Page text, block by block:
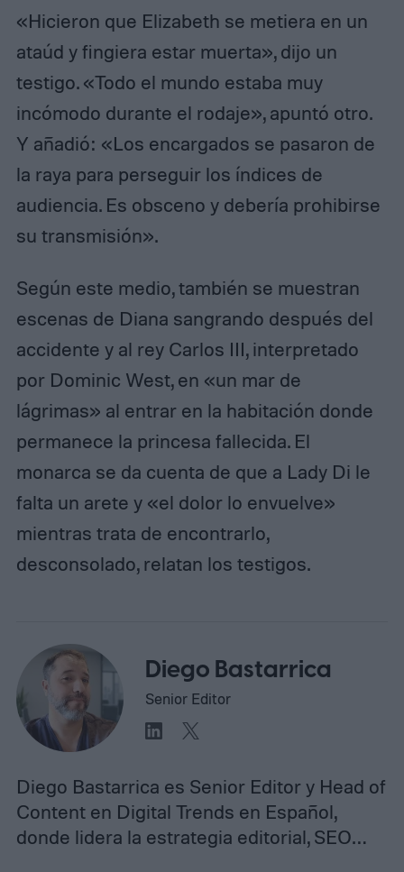
«Hicieron que Elizabeth se metiera en un
ataúd y fingiera estar muerta», dijo un
testigo. «Todo el mundo estaba muy
incómodo durante el rodaje», apuntó otro.
Y añadió: «Los encargados se pasaron de
la raya para perseguir los índices de
audiencia. Es obsceno y debería prohibirse
su transmisión».
Según este medio, también se muestran
escenas de Diana sangrando después del
accidente y al rey Carlos III, interpretado
por Dominic West, en «un mar de
lágrimas» al entrar en la habitación donde
permanece la princesa fallecida. El
monarca se da cuenta de que a Lady Di le
falta un arete y «el dolor lo envuelve»
mientras trata de encontrarlo,
desconsolado, relatan los testigos.
Diego Bastarrica
Senior Editor
Diego Bastarrica es Senior Editor y Head of
Content en Digital Trends en Español,
donde lidera la estrategia editorial, SEO…